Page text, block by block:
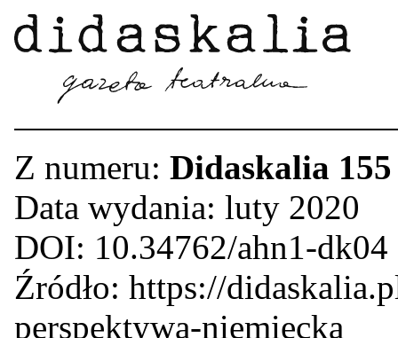
Z numeru: Didaskalia 155
Data wydania: luty 2020
DOI: 10.34762/ahn1-dk04
Źródło: https://
perspektywa-niemiecka